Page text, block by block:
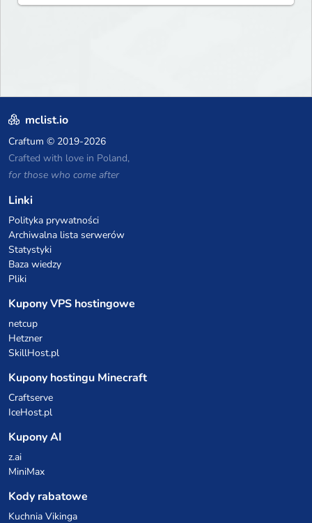
mclist.io
Craftum © 2019-2026
Crafted with love in Poland,
for those who come after
Linki
Polityka prywatności
Archiwalna lista serwerów
Statystyki
Baza wiedzy
Pliki
Kupony VPS hostingowe
netcup
Hetzner
SkillHost.pl
Kupony hostingu Minecraft
Craftserve
IceHost.pl
Kupony AI
z.ai
MiniMax
Kody rabatowe
Kuchnia Vikinga